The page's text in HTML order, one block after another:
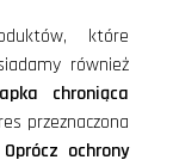
które
również
chroniąca
przeznaczona
Oprócz ochrony